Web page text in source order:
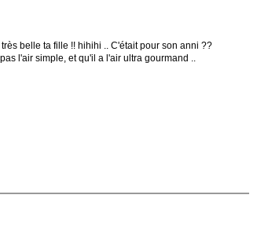
belle ta fille !! hihihi .. C'était pour son anni ??
l'air simple, et qu'il a l'air ultra gourmand ..